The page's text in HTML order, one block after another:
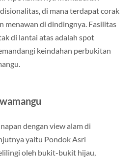
di mana terdapat corak
menawan di dindingnya. Fasilitas
di lantai atas adalah spot
keindahan perbukitan
dengan view alam di
yaitu Pondok Asri
oleh bukit-bukit hijau,